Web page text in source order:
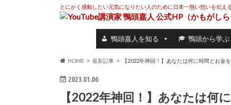
とにかく感動したい元気になりたい人のために日本一熱い想いを伝え
鴨頭嘉人を知る 鴨頭から学ぶ
HOME 最新記事 【2022年神回！】あなたは何に時間とお金
2023.01.06
【2022年神回！】あなたは何